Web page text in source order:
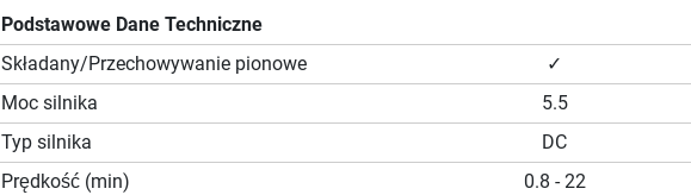
Podstawowe Dane Techniczne
Składany/Przechowywanie pionowe
✓
Moc silnika
5.5
Typ silnika
DC
Prędkość (min)
0.8 - 22